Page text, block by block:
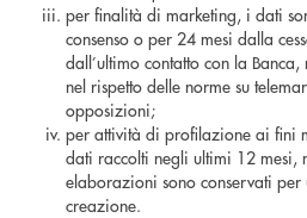
per finalità di marketing, i dati
consenso o per 24 mesi dalla
dall’ultimo contatto con la
nel rispetto delle norme su
opposizioni;
per attività di profilazione ai fini
dati raccolti negli ultimi 12 mesi,
elaborazioni sono conservati
creazione.